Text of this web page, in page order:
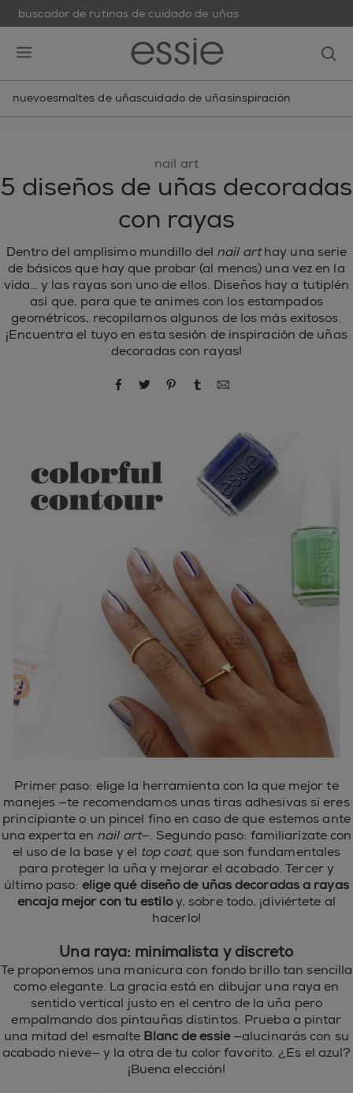
buscador de rutinas de cuidado de uñas
nuevoesmaltes de uñascuidado de uñasinspiración
nail art
5 diseños de uñas decoradas
con rayas
Dentro del amplísimo mundillo del nail arthay una serie
de básicos que hay que probar (al menos) una vez en la
vida… y las rayas son uno de ellos. Diseños hay a tutiplén
así que, para que te animes con los estampados
geométricos, recopilamos algunos de los más exitosos.
¡Encuentra el tuyo en esta sesión de inspiración de uñas
decoradas con rayas!
compartir por Facebook
compartir por Twitter
compartir por Pinterest
compartir por Tumblr
compartir por
Primer paso: elige la herramienta con la que mejor te
manejes —te recomendamos unas tiras adhesivas si eres
principiante o un pincel fino en caso de que estemos ante
una experta en nail art—. Segundo paso: familiarízate con
el uso de la base y el top coat, que son fundamentales
para proteger la uña y mejorar el acabado. Tercer y
último paso: elige qué diseño de uñas decoradas a rayas
encaja mejor con tu estiloy, sobre todo, ¡diviértete al
hacerlo!
Una raya: minimalista y discreto
Te proponemos una manicura con fondo brillo tan sencilla
como elegante. La gracia está en dibujar una raya en
sentido vertical justo en el centro de la uña pero
empalmando dos pintauñas distintos. Prueba a pintar
una mitad del esmalte Blanc de essie—alucinarás con su
acabado nieve— y la otra de tu color favorito. ¿Es el azul?
¡Buena elección!